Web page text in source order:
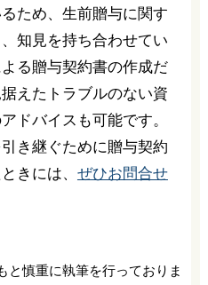
ため、生前贈与に関す
知見を持ち合わせてい
る贈与契約書の作成だ
えたトラブルのない資
ドバイスも可能です。
き継ぐために贈与契約
きには、 ぜひお問合せ
慎重に執筆を行っておりま